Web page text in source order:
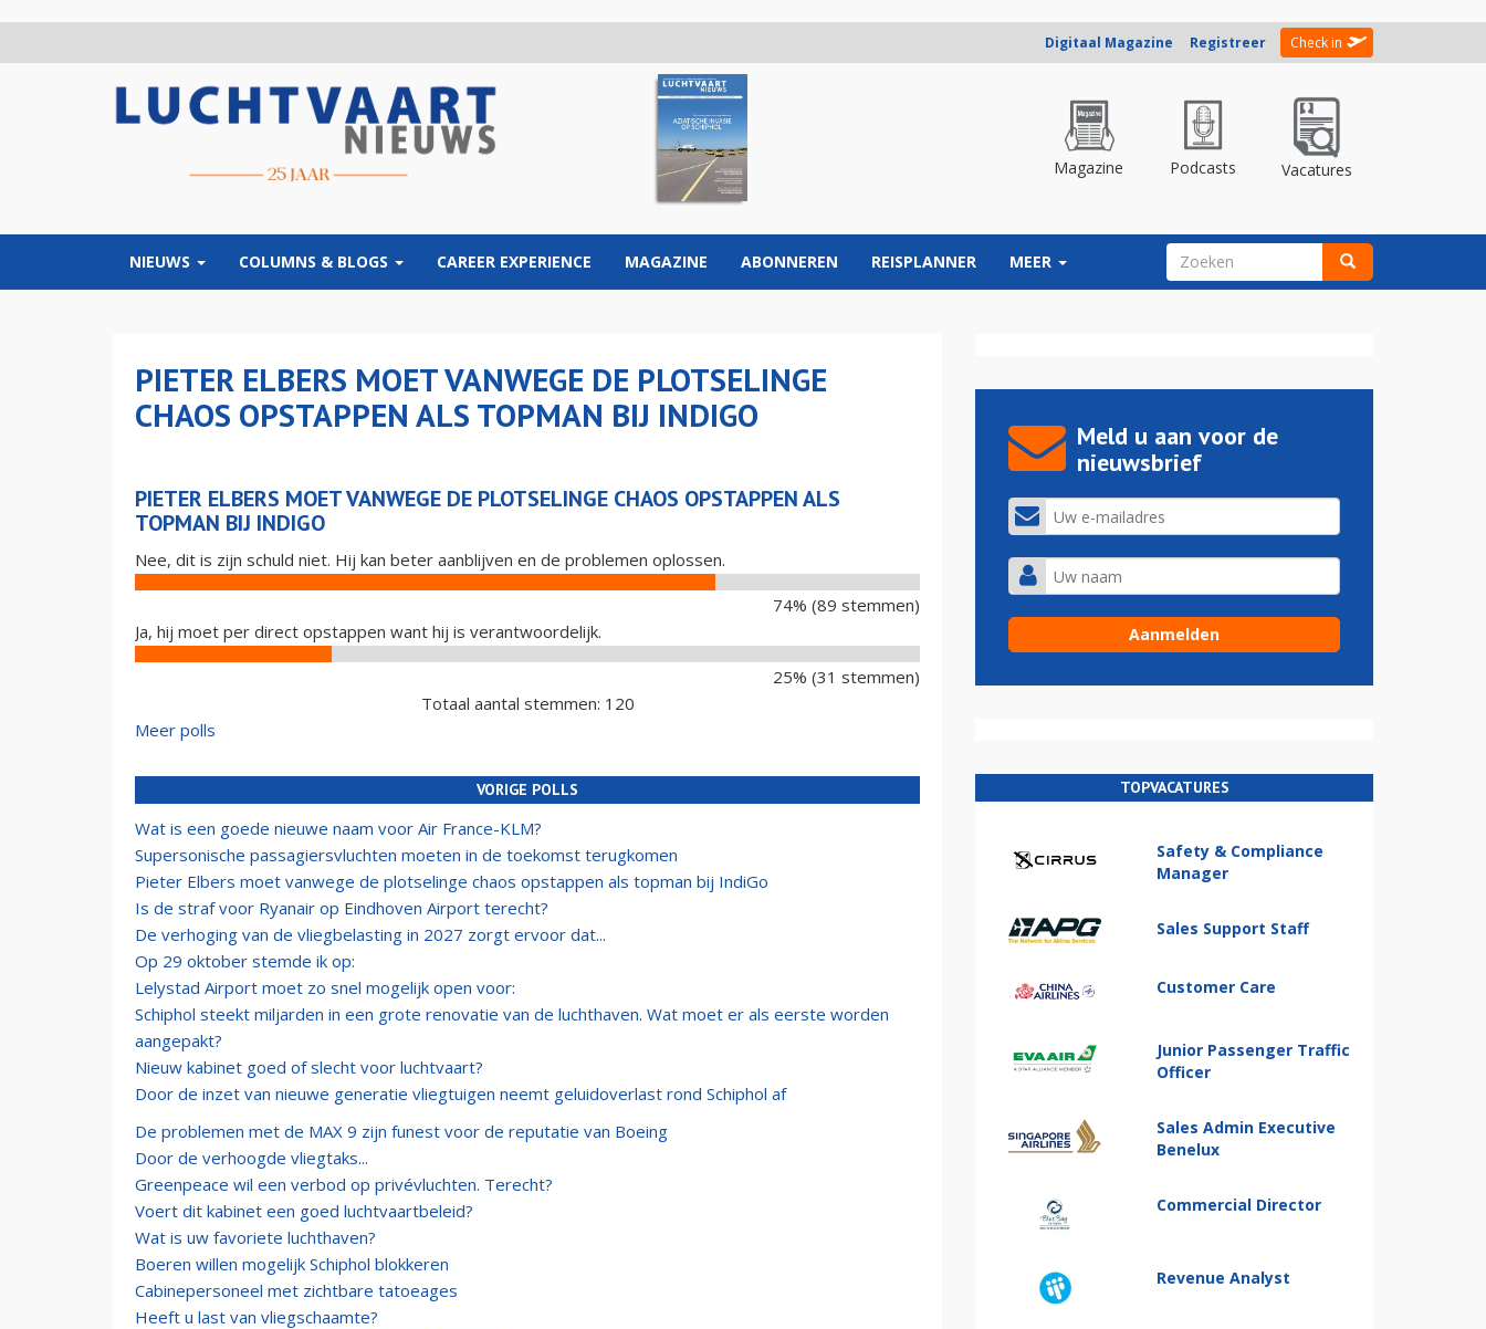
Digitaal Magazine Registreer Check in
Magazine Podcasts Vacatures
NIEUWS COLUMNS & BLOGS CAREER EXPERIENCE MAGAZINE ABONNEREN REISPLANNER MEER ZOEKVELD
PIETER ELBERS MOET VANWEGE DE PLOTSELINGE
CHAOS OPSTAPPEN ALS TOPMAN BIJ INDIGO
PIETER ELBERS MOET VANWEGE DE PLOTSELINGE CHAOS OPSTAPPEN ALS
TOPMAN BIJ INDIGO
Nee, dit is zijn schuld niet. Hij kan beter aanblijven en de problemen oplossen.
74% (89 stemmen)
Ja, hij moet per direct opstappen want hij is verantwoordelijk.
25% (31 stemmen)
Totaal aantal stemmen: 120
Meer polls
VORIGE POLLS
Wat is een goede nieuwe naam voor Air France-KLM?
Supersonische passagiersvluchten moeten in de toekomst terugkomen
Pieter Elbers moet vanwege de plotselinge chaos opstappen als topman bij IndiGo
Is de straf voor Ryanair op Eindhoven Airport terecht?
De verhoging van de vliegbelasting in 2027 zorgt ervoor dat...
Op 29 oktober stemde ik op:
Lelystad Airport moet zo snel mogelijk open voor:
Schiphol steekt miljarden in een grote renovatie van de luchthaven. Wat moet er als eerste worden
aangepakt?
Nieuw kabinet goed of slecht voor luchtvaart?
Door de inzet van nieuwe generatie vliegtuigen neemt geluidoverlast rond Schiphol af
De problemen met de MAX 9 zijn funest voor de reputatie van Boeing
Door de verhoogde vliegtaks...
Greenpeace wil een verbod op privévluchten. Terecht?
Voert dit kabinet een goed luchtvaartbeleid?
Wat is uw favoriete luchthaven?
Boeren willen mogelijk Schiphol blokkeren
Cabinepersoneel met zichtbare tatoeages
Heeft u last van vliegschaamte?
Meld u aan voor de
nieuwsbrief
TOPVACATURES
Safety & Compliance
Manager
Sales Support Staff
Customer Care
Junior Passenger Traffic
Officer
Sales Admin Executive
Benelux
Commercial Director
Revenue Analyst